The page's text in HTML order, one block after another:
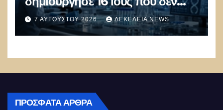
υπάρχουν στη φύση –
Συναγερμός: Ο εφιάλτης μόλις
άρχισε
7 ΑΥΓΟΎΣΤΟΥ 2026 ΔΕΚΈΛΕΙΑ NEWS
ΠΡΌΣΦΑΤΑ ΆΡΘΡΑ